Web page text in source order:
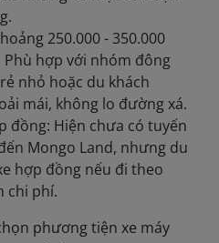
250.000 - 350.000
hợp với nhóm đông
nhỏ hoặc du khách
mái, không lo đường xá.
đồng: Hiện chưa có tuyến
Mongo Land, nhưng du
hợp đồng nếu đi theo
chi phí.